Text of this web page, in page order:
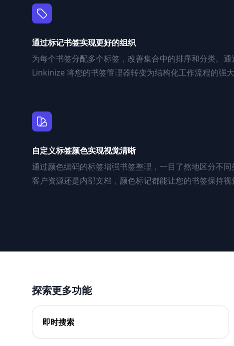
通过标记书签实现更好的组织
为每个书签分配多个标签，改善集合中的排序和分类。通
Linkinize 将您的书签管理器转变为结构化工作流程的强大
自定义标签颜色实现视觉清晰
通过颜色编码的标签增强书签整理，一目了然地区分不同
客户资源还是内部文档，颜色标记都能让您的书签保持视
探索更多功能
即时搜索